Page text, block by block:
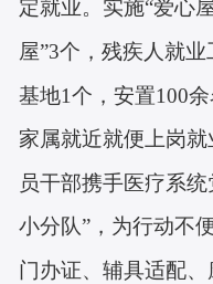
定就业。实施“爱心
屋”3个，残疾人就
基地1个，安置100
家属就近就便上岗就
员干部携手医疗系
小分队”，为行动不
门办证、辅具适配